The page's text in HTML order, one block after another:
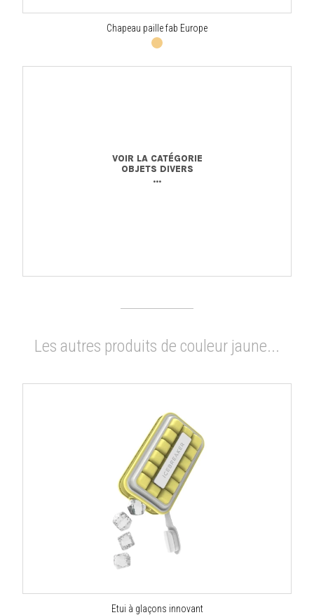
Chapeau paille fab Europe
VOIR LA CATÉGORIE
OBJETS DIVERS
...
Les autres produits de couleur jaune...
Etui à glaçons innovant